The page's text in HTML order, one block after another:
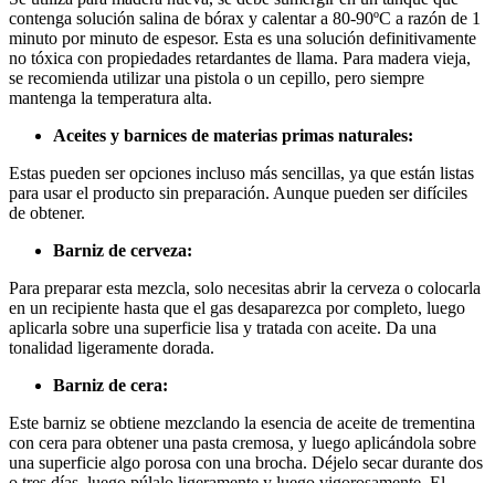
contenga solución salina de bórax y calentar a 80-90ºC a razón de 1
minuto por minuto de espesor. Esta es una solución definitivamente
no tóxica con propiedades retardantes de llama. Para madera vieja,
se recomienda utilizar una pistola o un cepillo, pero siempre
mantenga la temperatura alta.
Aceites y barnices de materias primas naturales:
Estas pueden ser opciones incluso más sencillas, ya que están listas
para usar el producto sin preparación. Aunque pueden ser difíciles
de obtener.
Barniz de cerveza:
Para preparar esta mezcla, solo necesitas abrir la cerveza o colocarla
en un recipiente hasta que el gas desaparezca por completo, luego
aplicarla sobre una superficie lisa y tratada con aceite. Da una
tonalidad ligeramente dorada.
Barniz de cera:
Este barniz se obtiene mezclando la esencia de aceite de trementina
con cera para obtener una pasta cremosa, y luego aplicándola sobre
una superficie algo porosa con una brocha. Déjelo secar durante dos